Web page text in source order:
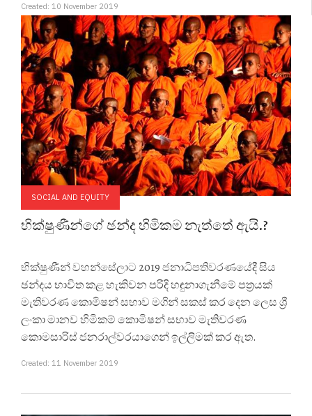
Created: 10 November 2019
SOCIAL AND EQUITY
භික්ෂුණීන්ගේ ඡන්ද හිමිකම නැත්තේ ඇයි.?
භික්ෂුණීන් වහන්සේලාට 2019 ජනාධිපතිවරණයේදී සිය
ඡන්දය භාවිත කළ හැකිවන පරිදි හඳුනාගැනීමේ පත්‍රයක්
මැතිවරණ කොමිෂන් සභාව මගින් සකස් කර දෙන ලෙස ශ්‍රී
ලංකා මානව හිමිකම් කොමිෂන් සභාව මැතිවරණ
කොමසාරිස් ජනරාල්වරයාගෙන් ඉල්ලිමක් කර ඇත.
Created: 11 November 2019